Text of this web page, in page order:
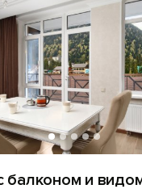
балконом и